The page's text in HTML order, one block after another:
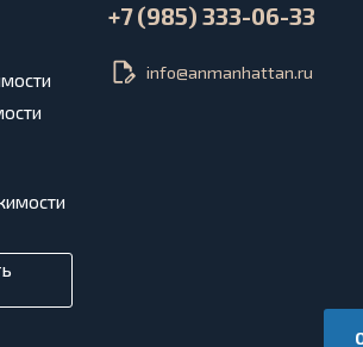
+7 (985) 333-06-33
info@anmanhattan.ru